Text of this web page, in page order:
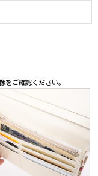
をご確認ください。